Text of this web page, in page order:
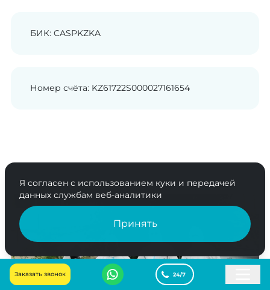
Заказать звонок
БИК: CASPKZKA
Номер счёта: KZ61722S000027161654
Я согласен с использованием куки и передачей
данных службам веб-аналитики
Принять